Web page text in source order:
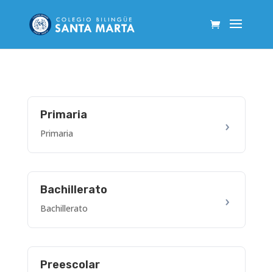
Primaria
Primaria
Bachillerato
Bachillerato
Preescolar